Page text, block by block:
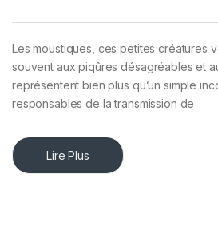
Les moustiques, ces petites créatures
souvent aux piqûres désagréables et
représentent bien plus qu’un simple
responsables de la transmission de
Lire Plus